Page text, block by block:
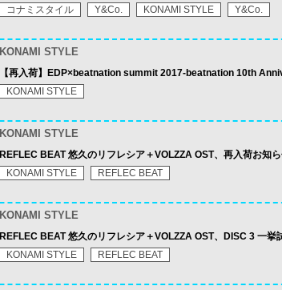
コナミスタイル
Y&Co. KONAMI STYLE
Y&Co.
KONAMI STYLE
【再入荷】EDP×beatnation summit 2017-beatnation 10th
KONAMI STYLE
KONAMI STYLE
REFLEC BEAT 悠久のリフレシア＋VOLZZA OST、再入荷お知
KONAMI STYLE
REFLEC BEAT
KONAMI STYLE
REFLEC BEAT 悠久のリフレシア＋VOLZZA OST、DISC 3 一挙
KONAMI STYLE
REFLEC BEAT